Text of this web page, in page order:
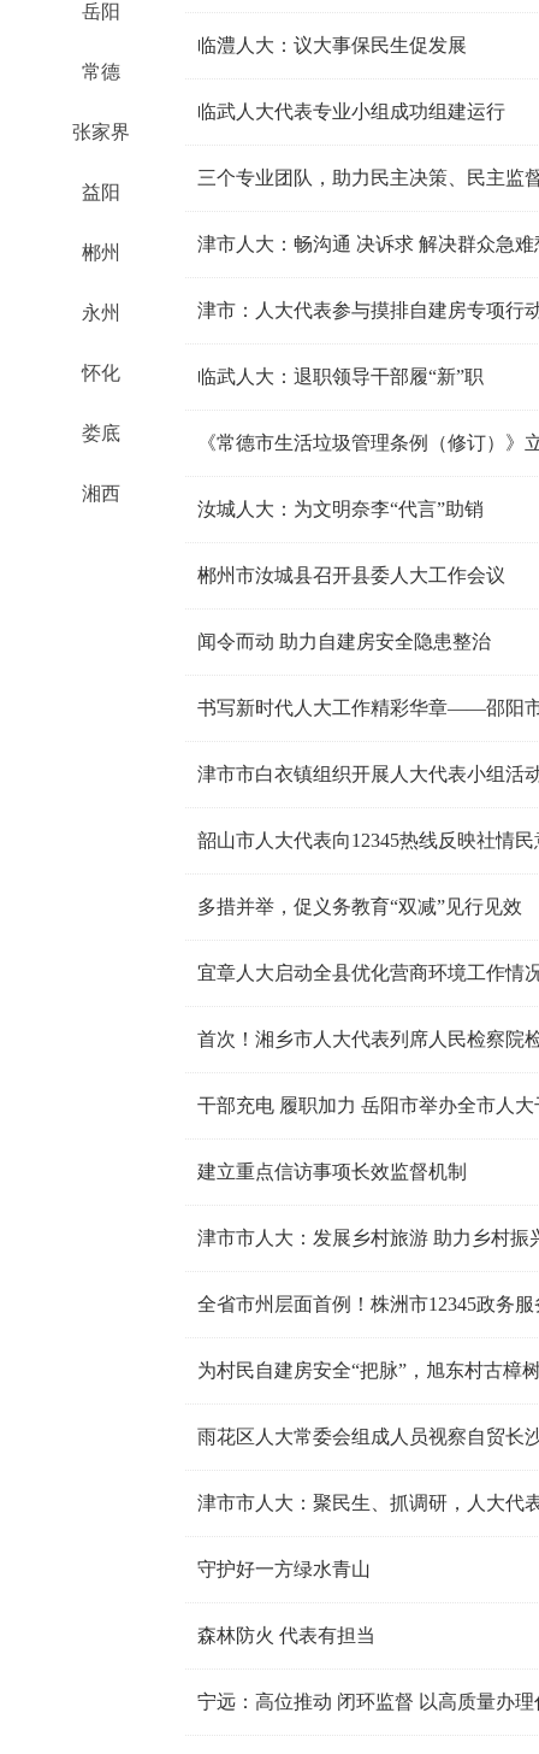
岳阳
常德
张家界
益阳
郴州
永州
怀化
娄底
湘西
临澧人大：议大事保民生促发展
临武人大代表专业小组成功组建运行
三个专业团队，助力民主决策、民主监
津市人大：畅沟通 决诉求 解决群众急难
津市：人大代表参与摸排自建房专项行
临武人大：退职领导干部履“新”职
《常德市生活垃圾管理条例（修订）》
汝城人大：为文明奈李“代言”助销
郴州市汝城县召开县委人大工作会议
闻令而动 助力自建房安全隐患整治
书写新时代人大工作精彩华章——邵阳
津市市白衣镇组织开展人大代表小组活
韶山市人大代表向12345热线反映社情
多措并举，促义务教育“双减”见行见效
宜章人大启动全县优化营商环境工作情
首次！湘乡市人大代表列席人民检察院
干部充电 履职加力 岳阳市举办全市人
建立重点信访事项长效监督机制
津市市人大：发展乡村旅游 助力乡村振
全省市州层面首例！株洲市12345政务
为村民自建房安全“把脉”，旭东村古樟
雨花区人大常委会组成人员视察自贸长
津市市人大：聚民生、抓调研，人大代
守护好一方绿水青山
森林防火 代表有担当
宁远：高位推动 闭环监督 以高质量办